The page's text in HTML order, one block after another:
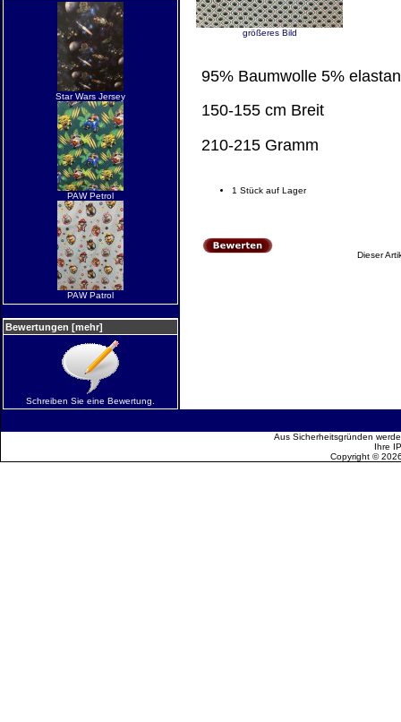
Star Wars Jersey
PAW Petrol
PAW Patrol
Bewertungen [mehr]
Schreiben Sie eine Bewertung.
größeres Bild
95% Baumwolle 5% elastan
150-155 cm Breit
210-215 Gramm
1 Stück auf Lager
Dieser
Aus Sicherheitsgründen
Ihre
Copyright ©